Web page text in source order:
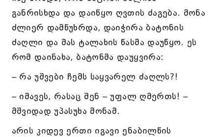
განრისხდა და დაიწყო ღვთის ძაგება. მონა
ძლიერ დამწუხრდა, დაიჭირა ბატონის
ძაღლი და მას ტალახის წასმა დაუწყო. ეს
რომ დაინახა, ბატონმა დაუყვირა:
– რა უშვები ჩემს საყვარელ ძაღლს?!
– იმავეს, რასაც შენ – უფალ ღმერთს! –
მშვიდად უპასუხა მონამ.
არის კიდევ ერთი იგავი ენაბილწის